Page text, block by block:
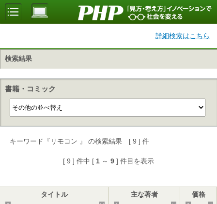
詳細検索はこちら
検索結果
書籍・コミック
キーワード『リモコン 』 の検索結果 [ 9 ] 件
[ 9 ] 件中 [ 1 ～ 9 ] 件目を表示
タイトル
主な著者
価格